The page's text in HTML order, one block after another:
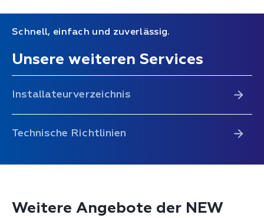
Schnell, einfach und zuverlässig.
Unsere weiteren Services
Installateurverzeichnis
Technische Richtlinien
Weitere Angebote der NEW